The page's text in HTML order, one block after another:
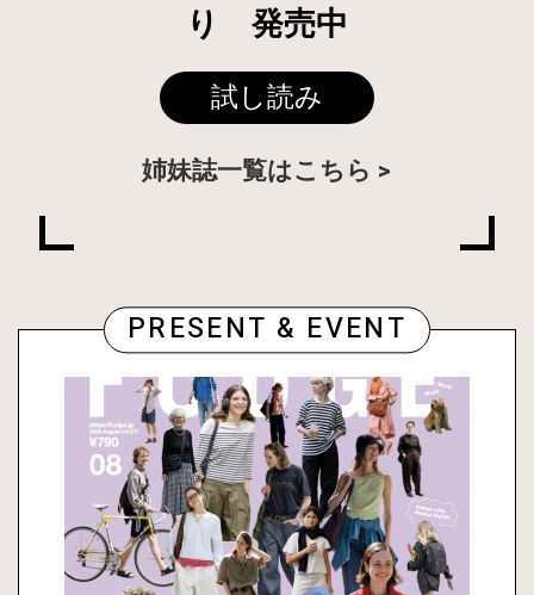
り 発売中
試し読み
姉妹誌一覧はこちら
PRESENT & EVENT